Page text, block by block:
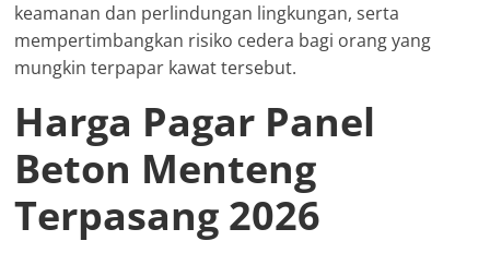
keamanan dan perlindungan lingkungan, serta
mempertimbangkan risiko cedera bagi orang yang
mungkin terpapar kawat tersebut.
Harga Pagar Panel
Beton Menteng
Terpasang 2026